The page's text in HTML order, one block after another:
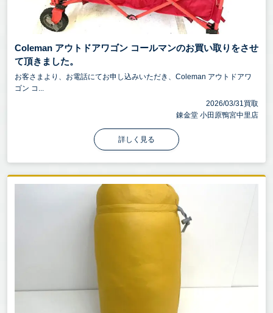
Coleman アウトドアワゴン コールマンのお買い取りをさせ
て頂きました。
お客さまより、お電話にてお申し込みいただき、Coleman アウトドアワ
ゴン コ...
2026/03/31買取
錬金堂 小田原鴨宮中里店
詳しく見る